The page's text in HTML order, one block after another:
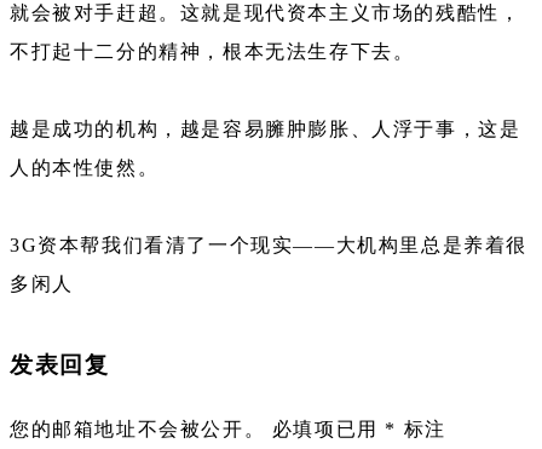
就会被对手赶超。这就是现代资本主义市场的残酷性，
不打起十二分的精神，根本无法生存下去。
越是成功的机构，越是容易臃肿膨胀、人浮于事，这是
人的本性使然。
3G资本帮我们看清了一个现实——大机构里总是养着很
多闲人
发表回复
您的邮箱地址不会被公开。 必填项已用 * 标注